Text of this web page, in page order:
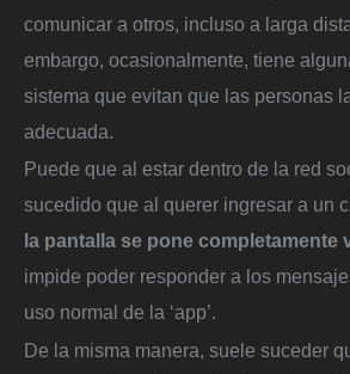
comunicar a otros, incluso a larga
embargo, ocasionalmente, tiene
sistema que evitan que las personas
adecuada.
Puede que al estar dentro de la red
sucedido que al querer ingresar a un
la pantalla se pone completamente
impide poder responder a los
uso normal de la ‘app’.
De la misma manera, suele suceder